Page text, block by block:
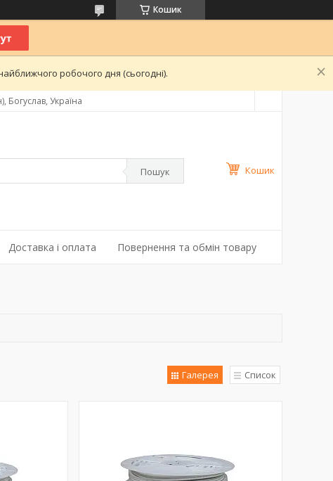
Кошик
робочого дня (сьогодні).
Богуслав, Україна
Пошук Кошик
Доставка і оплата Повернення та обмін товару
Галерея Список